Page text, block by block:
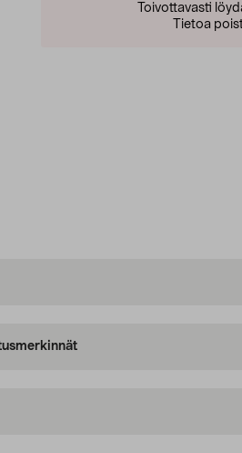
Toivottavasti
Tietoa